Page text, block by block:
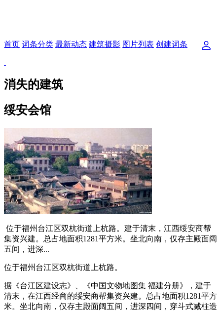
首页 词条分类 最新动态 建筑摄影 图片列表 创建词条
消失的建筑
绥安会馆
位于福州台江区双杭街道上杭路。建于清末，江西绥安商帮
集资兴建。总占地面积1281平方米。坐北向南，仅存主殿面阔
五间，进深...
位于福州台江区双杭街道上杭路。
据《台江区建设志》、《中国文物地图集 福建分册》，建于
清末，在江西经商的绥安商帮集资兴建。总占地面积1281平方
米。坐北向南，仅存主殿面阔五间，进深四间，穿斗式减柱造